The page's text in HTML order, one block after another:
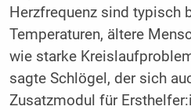
Herzfrequenz sind typisch
Temperaturen, ältere
wie starke
sagte Schlögel, der sich
Zusatzmodul für